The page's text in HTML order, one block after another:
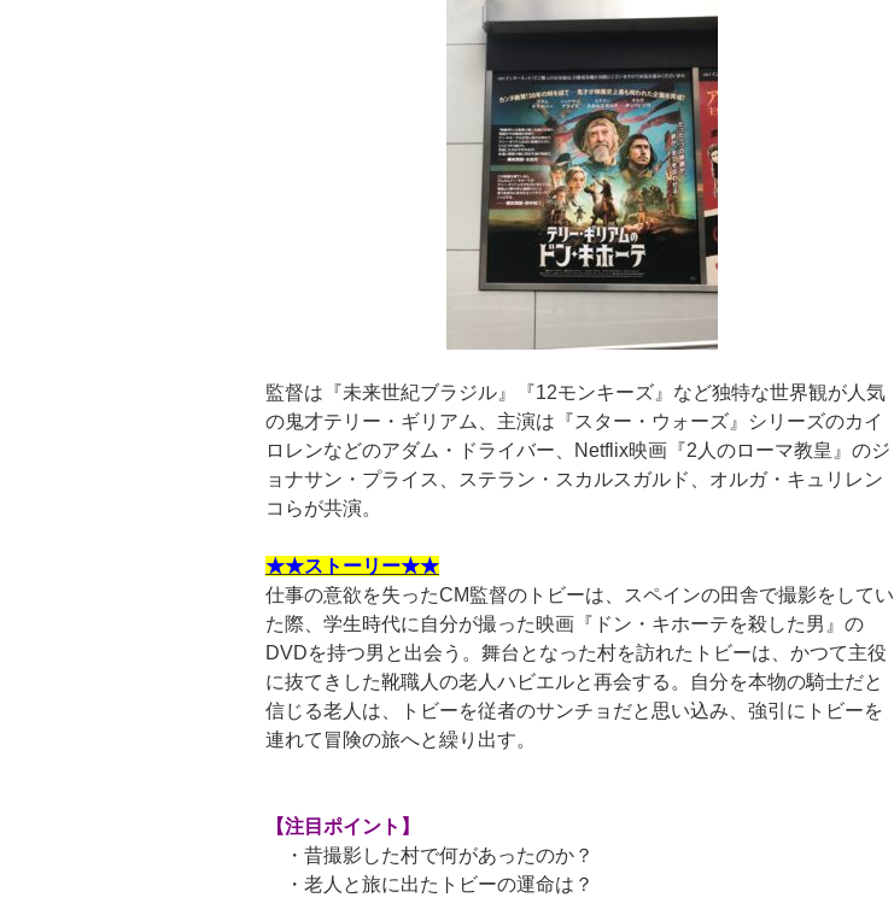
監督は『未来世紀ブラジル』『12モンキーズ』など独特な世界観が人気
の鬼才テリー・ギリアム、主演は『スター・ウォーズ』シリーズのカイ
ロレンなどのアダム・ドライバー、Netflix映画『2人のローマ教皇』のジ
ョナサン・プライス、ステラン・スカルスガルド、オルガ・キュリレン
コらが共演。
★★ストーリー★★
仕事の意欲を失ったCM監督のトビーは、スペインの田舎で撮影をしてい
た際、学生時代に自分が撮った映画『ドン・キホーテを殺した男』の
DVDを持つ男と出会う。舞台となった村を訪れたトビーは、かつて主役
に抜てきした靴職人の老人ハビエルと再会する。自分を本物の騎士だと
信じる老人は、トビーを従者のサンチョだと思い込み、強引にトビーを
連れて冒険の旅へと繰り出す。
【注目ポイント】
・昔撮影した村で何があったのか？
・老人と旅に出たトビーの運命は？